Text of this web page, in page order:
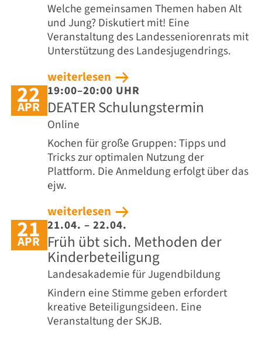
Welche gemeinsamen Themen haben Alt
und Jung? Diskutiert mit! Eine
Veranstaltung des Landesseniorenrats mit
Unterstützung des Landesjugendrings.
weiterlesen
22
APR
19:00–20:00 UHR
DEATER Schulungstermin
Online
Kochen für große Gruppen: Tipps und
Tricks zur optimalen Nutzung der
Plattform. Die Anmeldung erfolgt über das
ejw.
weiterlesen
21
APR
21.04. – 22.04.
Früh übt sich. Methoden der
Kinderbeteiligung
Landesakademie für Jugendbildung
Kindern eine Stimme geben erfordert
kreative Beteiligungsideen. Eine
Veranstaltung der SKJB.